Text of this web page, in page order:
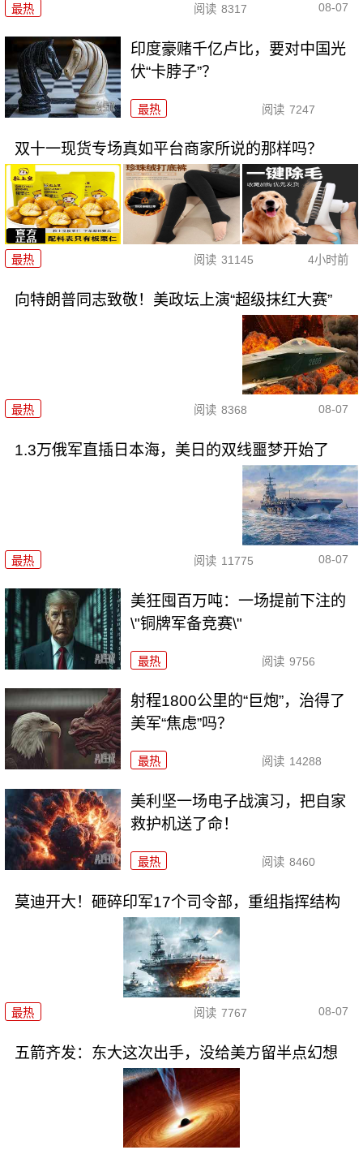
最热 阅读 8317 08-07
印度豪赌千亿卢比，要对中国光
伏“卡脖子”？
最热 阅读 7247
双十一现货专场真如平台商家所说的那样吗？
最热 阅读 31145 4小时前
向特朗普同志致敬！美政坛上演“超级抹红大赛”
最热 阅读 8368 08-07
1.3万俄军直插日本海，美日的双线噩梦开始了
最热 阅读 11775 08-07
美狂囤百万吨：一场提前下注的
\"铜牌军备竞赛\"
最热 阅读 9756
射程1800公里的“巨炮”，治得了
美军“焦虑”吗？
最热 阅读 14288
美利坚一场电子战演习，把自家
救护机送了命！
最热 阅读 8460
莫迪开大！砸碎印军17个司令部，重组指挥结构
最热 阅读 7767 08-07
五箭齐发：东大这次出手，没给美方留半点幻想